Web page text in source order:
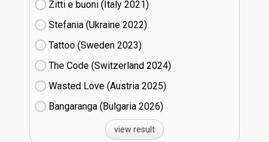
Zitti e buoni​ (Italy
21)
Stefania (Ukraine
22)
Tattoo (Sweden
23)
The Code (Switzerland
24)
Wasted Love (Austria
25)
Bangaranga (Bulgaria
26)
view result